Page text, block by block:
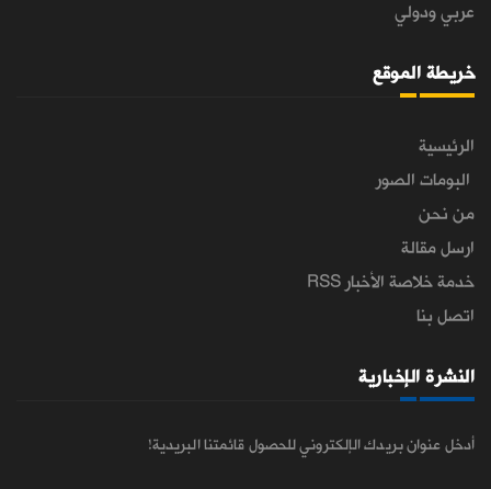
عربي ودولي
خريطة الموقع
الرئيسية
البومات الصور
من نحن
ارسل مقالة
خدمة خلاصة الأخبار RSS
اتصل بنا
النشرة الإخبارية
أدخل عنوان بريدك الإلكتروني للحصول قائمتنا البريدية!